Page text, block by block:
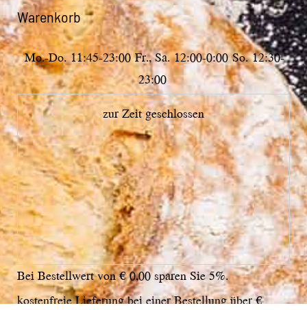
Warenkorb
Mo.-Do. 11:45-23:00 Fr., Sa. 12:00-0:00 So. 12:30-
23:00
zur Zeit geschlossen
Bei Bestellwert von € 0,00 sparen Sie 5%.
kostenfreie Lieferung bei einer Bestellung über€